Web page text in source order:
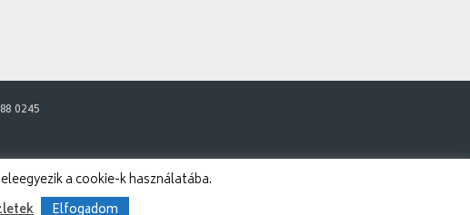
0245
a cookie-k használatába.